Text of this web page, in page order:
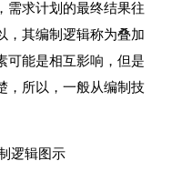
需求计划的最终结果往
，其编制逻辑称为叠加
可能是相互影响，但是
，所以，一般从编制技
逻辑图示